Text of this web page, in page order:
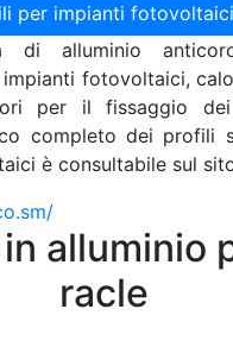
per impianti fotovoltaici
di alluminio
fotovoltaici,
per il fissaggio
completo dei profili
è consultabile sul
alluminio
racle